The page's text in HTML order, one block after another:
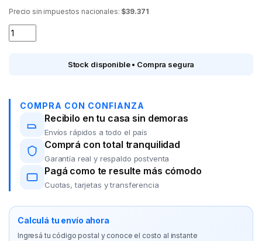
Precio sin impuestos nacionales: $39.371
frazada 0647/S1 BRESCIA Flannel Melange 1 1/2p. quantity
Stock disponible • Compra segura
COMPRA CON CONFIANZA
Recibilo en tu casa sin demoras
Envíos rápidos a todo el país
Comprá con total tranquilidad
Garantía real y respaldo postventa
Pagá como te resulte más cómodo
Cuotas, tarjetas y transferencia
Calculá tu envío ahora
Ingresá tu código postal y conoce el costo al instante